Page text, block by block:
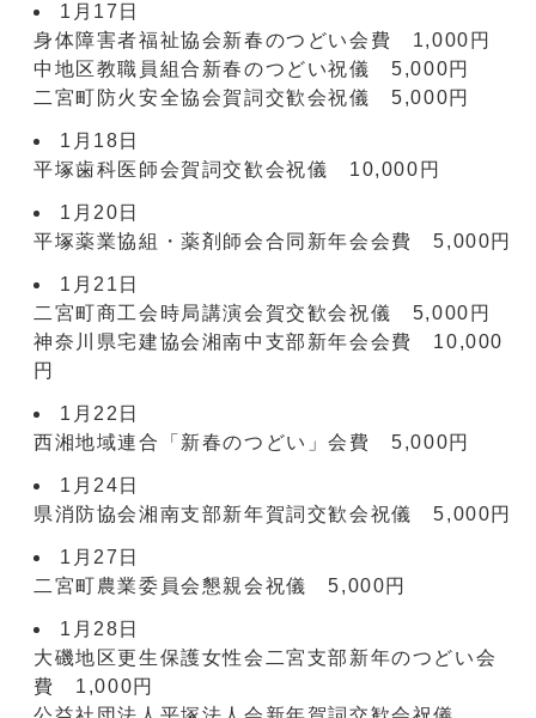
1月17日
身体障害者福祉協会新春のつどい会費 1,000円
中地区教職員組合新春のつどい祝儀 5,000円
二宮町防火安全協会賀詞交歓会祝儀 5,000円
1月18日
平塚歯科医師会賀詞交歓会祝儀 10,000円
1月20日
平塚薬業協組・薬剤師会合同新年会会費 5,000円
1月21日
二宮町商工会時局講演会賀交歓会祝儀 5,000円
神奈川県宅建協会湘南中支部新年会会費 10,000
円
1月22日
西湘地域連合「新春のつどい」会費 5,000円
1月24日
県消防協会湘南支部新年賀詞交歓会祝儀 5,000円
1月27日
二宮町農業委員会懇親会祝儀 5,000円
1月28日
大磯地区更生保護女性会二宮支部新年のつどい会
費 1,000円